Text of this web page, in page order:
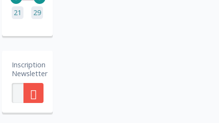
21 29
Inscription
Newsletter